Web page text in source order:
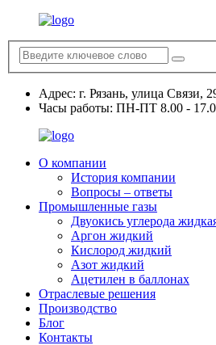
Адрес: г. Рязань, улица Связи,
Часы работы: ПН-ПТ 8.00 -
О компании
История компании
Вопросы – ответы
Промышленные газы
Двуокись углерода
Аргон жидкий
Кислород жидкий
Азот жидкий
Ацетилен в баллонах
Отраслевые решения
Производство
Блог
Контакты